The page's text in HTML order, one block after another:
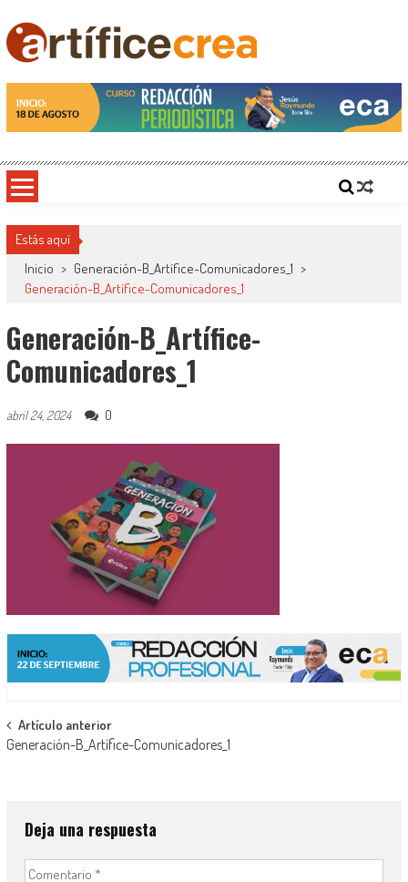
contenido
Artificecrea
Blog de Artífice Comunicadores, elaboramos contenidos periodísticos y editoriales en
diversos formatos, capacitamos en temas de comunicación y educación.
Estás aquí
Inicio > Generación-B_Artífice-Comunicadores_1 >
Generación-B_Artífice-Comunicadores_1
Generación-B_Artífice-
Comunicadores_1
abril 24, 2024 0
Navegación
de
Artículo anterior
Generación-B_Artífice-Comunicadores_1
Deja una respuesta